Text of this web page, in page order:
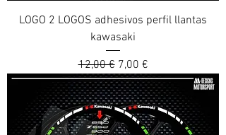
LOGO 2 LOGOS adhesivos perfil llantas
kawasaki
Prix original
12,00 € Prix promotionnel
7,00 €